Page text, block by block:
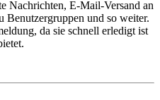
Nachrichten, E-Mail-Versand an
Benutzergruppen und so weiter.
da sie schnell erledigt ist